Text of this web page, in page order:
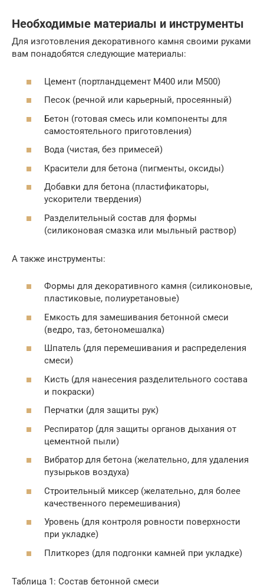
Необходимые материалы и инструменты
Для изготовления декоративного камня своими руками
вам понадобятся следующие материалы:
Цемент (портландцемент М400 или М500)
Песок (речной или карьерный, просеянный)
Бетон (готовая смесь или компоненты для
самостоятельного приготовления)
Вода (чистая, без примесей)
Красители для бетона (пигменты, оксиды)
Добавки для бетона (пластификаторы,
ускорители твердения)
Разделительный состав для формы
(силиконовая смазка или мыльный раствор)
А также инструменты:
Формы для декоративного камня (силиконовые,
пластиковые, полиуретановые)
Емкость для замешивания бетонной смеси
(ведро, таз, бетономешалка)
Шпатель (для перемешивания и распределения
смеси)
Кисть (для нанесения разделительного состава
и покраски)
Перчатки (для защиты рук)
Респиратор (для защиты органов дыхания от
цементной пыли)
Вибратор для бетона (желательно, для удаления
пузырьков воздуха)
Строительный миксер (желательно, для более
качественного перемешивания)
Уровень (для контроля ровности поверхности
при укладке)
Плиткорез (для подгонки камней при укладке)
Таблица 1: Состав бетонной смеси